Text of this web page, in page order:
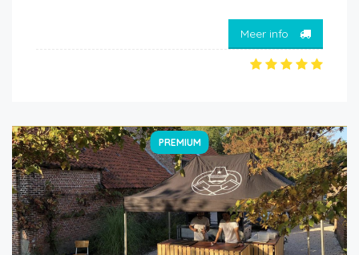
Meer info
PREMIUM